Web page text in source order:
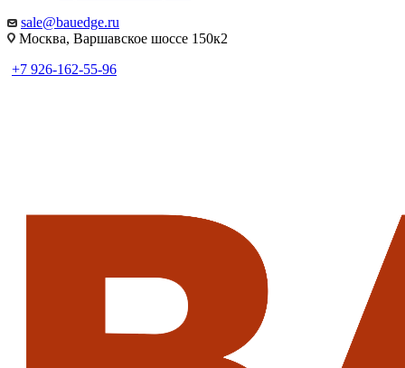
sale@bauedge.ru
Москва, Варшавское шоссе 150к2
+7 926-162-55-96